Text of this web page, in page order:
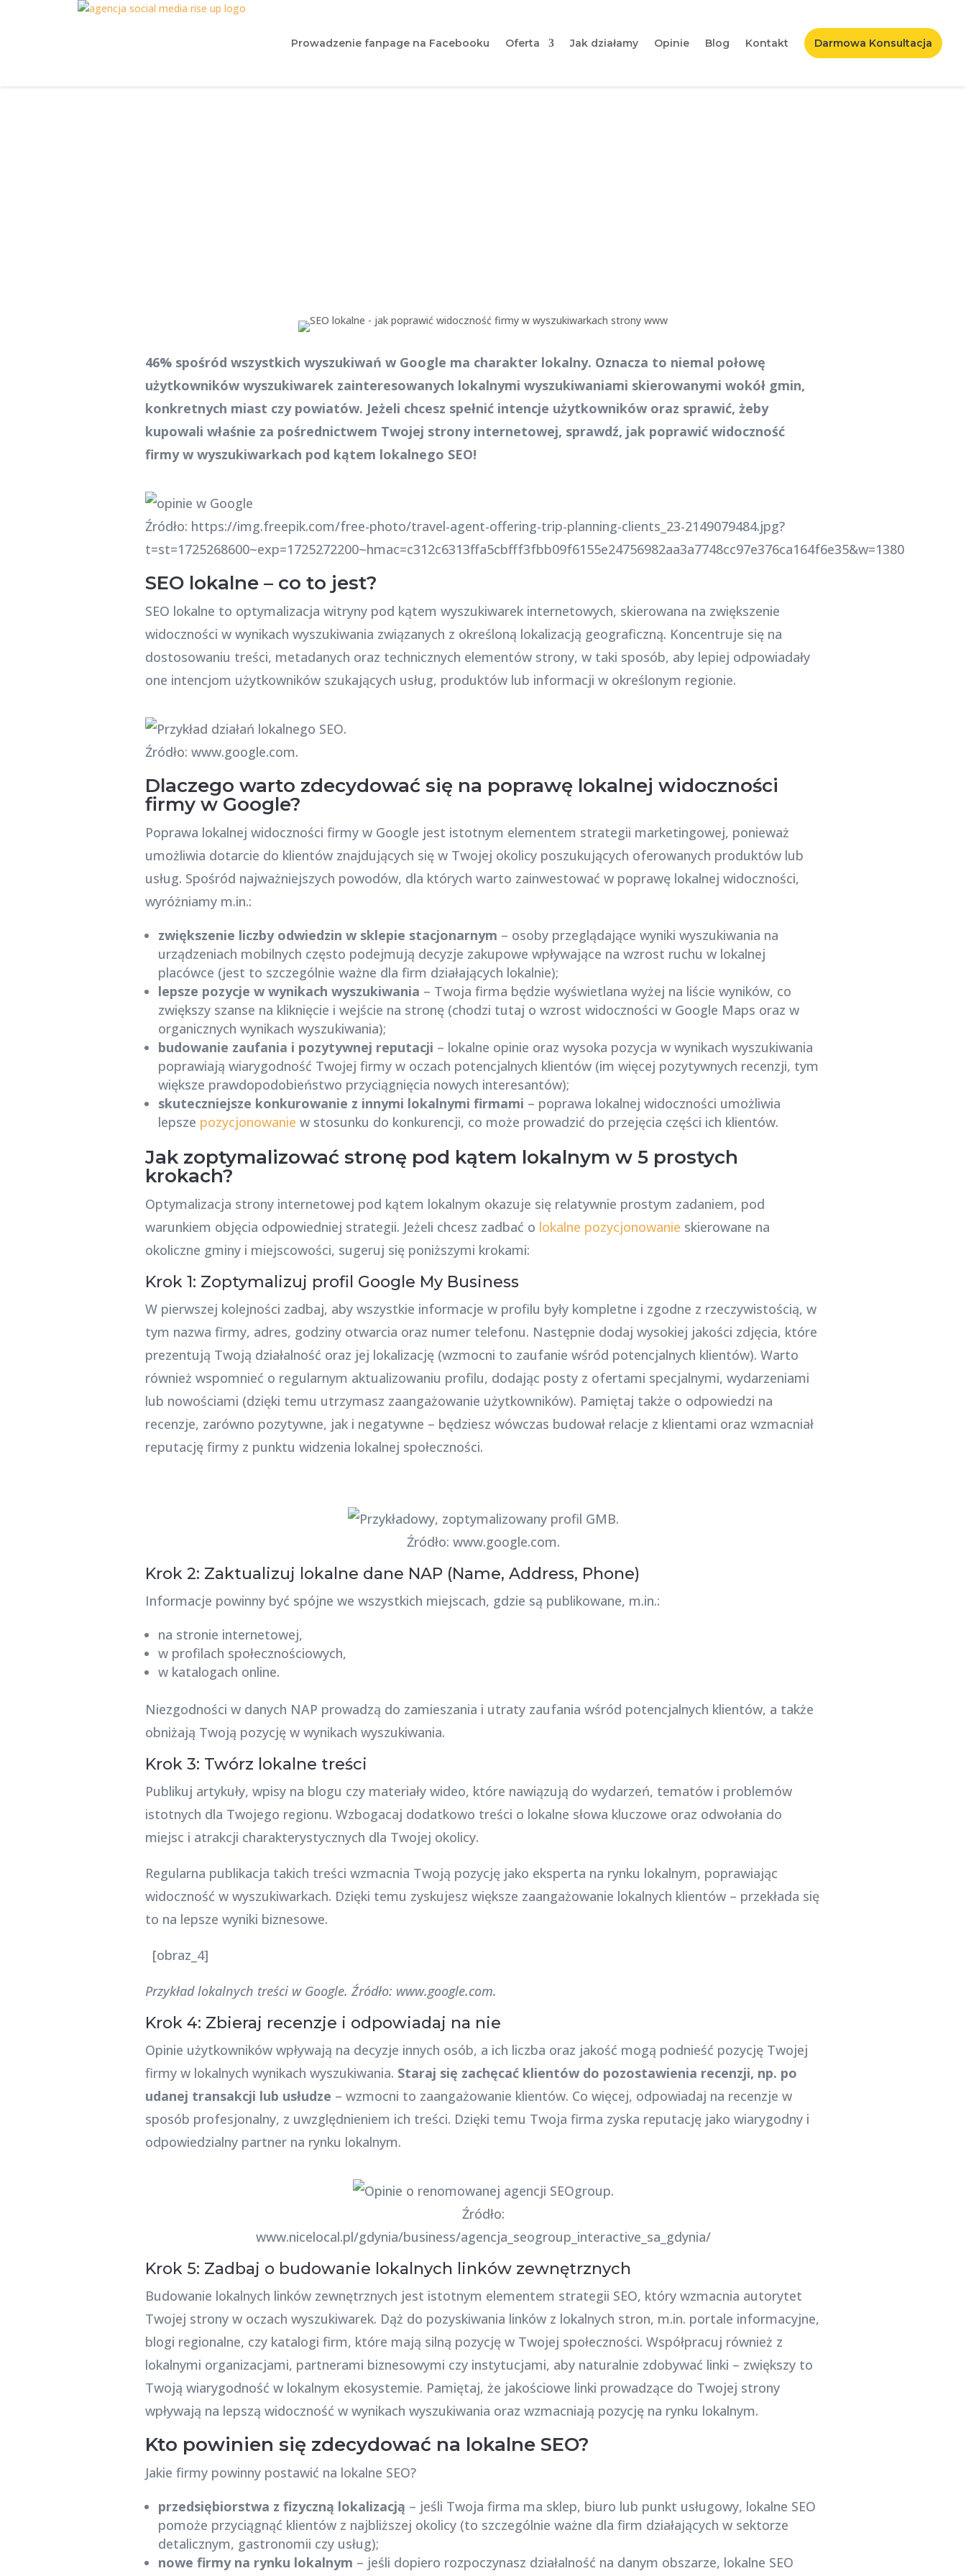
Prowadzenie fanpage na Facebooku Oferta Jak działamy Opinie Blog Kontakt Darmowa Konsultacja
46% spośród wszystkich wyszukiwań w Google ma charakter lokalny. Oznacza to niemal połowę
użytkowników wyszukiwarek zainteresowanych lokalnymi wyszukiwaniami skierowanymi wokół gmin,
konkretnych miast czy powiatów. Jeżeli chcesz spełnić intencje użytkowników oraz sprawić, żeby
kupowali właśnie za pośrednictwem Twojej strony internetowej, sprawdź, jak poprawić widoczność
firmy w wyszukiwarkach pod kątem lokalnego SEO!
Źródło: https://img.freepik.com/free-photo/travel-agent-offering-trip-planning-clients_23-2149079484.jpg?
t=st=1725268600~exp=1725272200~hmac=c312c6313ffa5cbfff3fbb09f6155e24756982aa3a7748cc97e376ca164f6e35&w=1380
SEO lokalne – co to jest?
SEO lokalne to optymalizacja witryny pod kątem wyszukiwarek internetowych, skierowana na zwiększenie
widoczności w wynikach wyszukiwania związanych z określoną lokalizacją geograficzną. Koncentruje się na
dostosowaniu treści, metadanych oraz technicznych elementów strony, w taki sposób, aby lepiej odpowiadały
one intencjom użytkowników szukających usług, produktów lub informacji w określonym regionie.
Źródło: www.google.com.
Dlaczego warto zdecydować się na poprawę lokalnej widoczności
firmy w Google?
Poprawa lokalnej widoczności firmy w Google jest istotnym elementem strategii marketingowej, ponieważ
umożliwia dotarcie do klientów znajdujących się w Twojej okolicy poszukujących oferowanych produktów lub
usług. Spośród najważniejszych powodów, dla których warto zainwestować w poprawę lokalnej widoczności,
wyróżniamy m.in.:
zwiększenie liczby odwiedzin w sklepie stacjonarnym – osoby przeglądające wyniki wyszukiwania na
urządzeniach mobilnych często podejmują decyzje zakupowe wpływające na wzrost ruchu w lokalnej
placówce (jest to szczególnie ważne dla firm działających lokalnie);
lepsze pozycje w wynikach wyszukiwania – Twoja firma będzie wyświetlana wyżej na liście wyników, co
zwiększy szanse na kliknięcie i wejście na stronę (chodzi tutaj o wzrost widoczności w Google Maps oraz w
organicznych wynikach wyszukiwania);
budowanie zaufania i pozytywnej reputacji – lokalne opinie oraz wysoka pozycja w wynikach wyszukiwania
poprawiają wiarygodność Twojej firmy w oczach potencjalnych klientów (im więcej pozytywnych recenzji, tym
większe prawdopodobieństwo przyciągnięcia nowych interesantów);
skuteczniejsze konkurowanie z innymi lokalnymi firmami – poprawa lokalnej widoczności umożliwia
lepsze pozycjonowanie w stosunku do konkurencji, co może prowadzić do przejęcia części ich klientów.
Jak zoptymalizować stronę pod kątem lokalnym w 5 prostych
krokach?
Optymalizacja strony internetowej pod kątem lokalnym okazuje się relatywnie prostym zadaniem, pod
warunkiem objęcia odpowiedniej strategii. Jeżeli chcesz zadbać o lokalne pozycjonowanie skierowane na
okoliczne gminy i miejscowości, sugeruj się poniższymi krokami:
Krok 1: Zoptymalizuj profil Google My Business
W pierwszej kolejności zadbaj, aby wszystkie informacje w profilu były kompletne i zgodne z rzeczywistością, w
tym nazwa firmy, adres, godziny otwarcia oraz numer telefonu. Następnie dodaj wysokiej jakości zdjęcia, które
prezentują Twoją działalność oraz jej lokalizację (wzmocni to zaufanie wśród potencjalnych klientów). Warto
również wspomnieć o regularnym aktualizowaniu profilu, dodając posty z ofertami specjalnymi, wydarzeniami
lub nowościami (dzięki temu utrzymasz zaangażowanie użytkowników). Pamiętaj także o odpowiedzi na
recenzje, zarówno pozytywne, jak i negatywne – będziesz wówczas budował relacje z klientami oraz wzmacniał
reputację firmy z punktu widzenia lokalnej społeczności.
Źródło: www.google.com.
Krok 2: Zaktualizuj lokalne dane NAP (Name, Address, Phone)
Informacje powinny być spójne we wszystkich miejscach, gdzie są publikowane, m.in.:
na stronie internetowej,
w profilach społecznościowych,
w katalogach online.
Niezgodności w danych NAP prowadzą do zamieszania i utraty zaufania wśród potencjalnych klientów, a także
obniżają Twoją pozycję w wynikach wyszukiwania.
Krok 3: Twórz lokalne treści
Publikuj artykuły, wpisy na blogu czy materiały wideo, które nawiązują do wydarzeń, tematów i problemów
istotnych dla Twojego regionu. Wzbogacaj dodatkowo treści o lokalne słowa kluczowe oraz odwołania do
miejsc i atrakcji charakterystycznych dla Twojej okolicy.
Regularna publikacja takich treści wzmacnia Twoją pozycję jako eksperta na rynku lokalnym, poprawiając
widoczność w wyszukiwarkach. Dzięki temu zyskujesz większe zaangażowanie lokalnych klientów – przekłada się
to na lepsze wyniki biznesowe.
[obraz_4]
Przykład lokalnych treści w Google. Źródło: www.google.com.
Krok 4: Zbieraj recenzje i odpowiadaj na nie
Opinie użytkowników wpływają na decyzje innych osób, a ich liczba oraz jakość mogą podnieść pozycję Twojej
firmy w lokalnych wynikach wyszukiwania. Staraj się zachęcać klientów do pozostawienia recenzji, np. po
udanej transakcji lub usłudze – wzmocni to zaangażowanie klientów. Co więcej, odpowiadaj na recenzje w
sposób profesjonalny, z uwzględnieniem ich treści. Dzięki temu Twoja firma zyska reputację jako wiarygodny i
odpowiedzialny partner na rynku lokalnym.
Źródło:
www.nicelocal.pl/gdynia/business/agencja_seogroup_interactive_sa_gdynia/
Krok 5: Zadbaj o budowanie lokalnych linków zewnętrznych
Budowanie lokalnych linków zewnętrznych jest istotnym elementem strategii SEO, który wzmacnia autorytet
Twojej strony w oczach wyszukiwarek. Dąż do pozyskiwania linków z lokalnych stron, m.in. portale informacyjne,
blogi regionalne, czy katalogi firm, które mają silną pozycję w Twojej społeczności. Współpracuj również z
lokalnymi organizacjami, partnerami biznesowymi czy instytucjami, aby naturalnie zdobywać linki – zwiększy to
Twoją wiarygodność w lokalnym ekosystemie. Pamiętaj, że jakościowe linki prowadzące do Twojej strony
wpływają na lepszą widoczność w wynikach wyszukiwania oraz wzmacniają pozycję na rynku lokalnym.
Kto powinien się zdecydować na lokalne SEO?
Jakie firmy powinny postawić na lokalne SEO?
przedsiębiorstwa z fizyczną lokalizacją – jeśli Twoja firma ma sklep, biuro lub punkt usługowy, lokalne SEO
pomoże przyciągnąć klientów z najbliższej okolicy (to szczególnie ważne dla firm działających w sektorze
detalicznym, gastronomii czy usług);
nowe firmy na rynku lokalnym – jeśli dopiero rozpoczynasz działalność na danym obszarze, lokalne SEO